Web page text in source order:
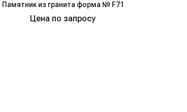
Памятник из гранита форма № F71
Цена по запросу